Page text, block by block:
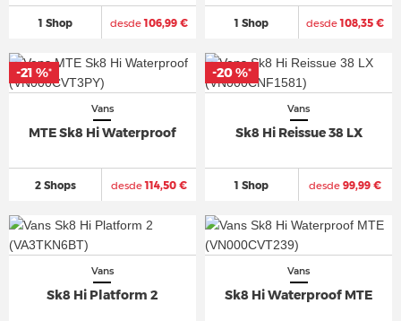
1 Shop desde106,99 € 1 Shop desde108,35 €
Vans
MTE Sk8 Hi Waterproof
2 Shops desde114,50 €
-21 %*
Vans
Sk8 Hi Reissue 38 LX
1 Shop desde 99,99 €
-20 %*
Vans
Sk8 Hi Platform 2
Vans
Sk8 Hi Waterproof MTE